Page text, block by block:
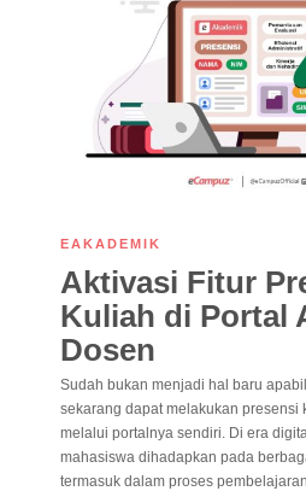
EAKADEMIK
Aktivasi Fitur
Kuliah di Portal
Dosen
Sudah bukan menjadi hal baru
sekarang dapat melakukan presensi
melalui portalnya sendiri. Di era
mahasiswa dihadapkan pada
termasuk dalam proses